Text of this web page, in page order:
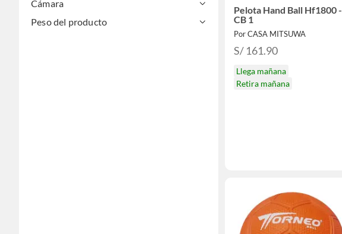
Cámara
Peso del producto
Pelota Hand Ball Hf1800 -
CB 1
Por CASA MITSUWA
S/ 161.90
Llega mañana
Retira mañana